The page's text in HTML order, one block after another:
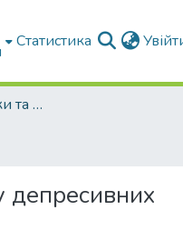
Статистика
Факультет Економіки та бізнесу
депресивних